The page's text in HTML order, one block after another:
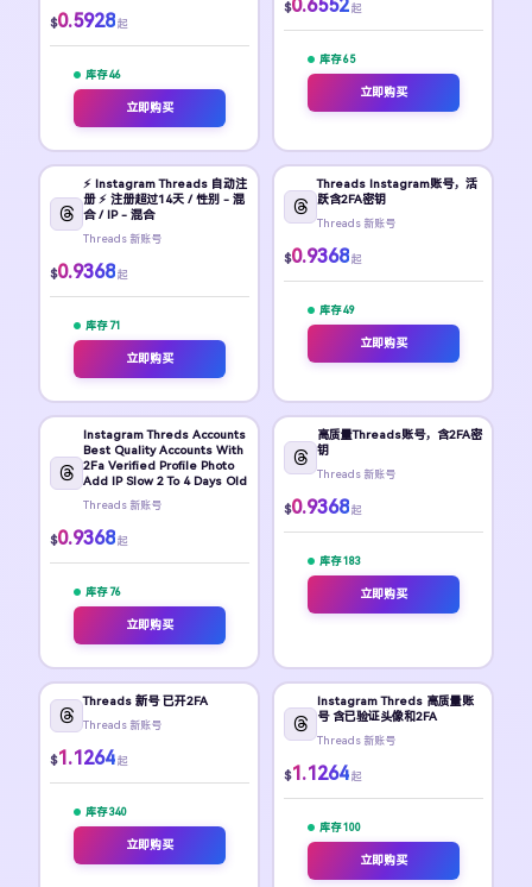
$0.5928 起
库存 46
立即购买
$0.6552 起
库存 65
立即购买
⚡️ Instagram Threads 自动注
册 ⚡️ 注册超过14天 / 性别 - 混
合 / IP - 混合
Threads 新账号
$0.9368 起
库存 71
立即购买
Threads Instagram账号，活
跃含2FA密钥
Threads 新账号
$0.9368 起
库存 49
立即购买
Instagram Threds Accounts
Best Quality Accounts With
2Fa Verified Profile Photo
Add IP Slow 2 To 4 Days Old
Threads 新账号
$0.9368 起
库存 76
立即购买
高质量Threads账号，含2FA密
钥
Threads 新账号
$0.9368 起
库存 183
立即购买
Threads 新号 已开2FA
Threads 新账号
$1.1264 起
库存 340
立即购买
Instagram Threds 高质量账
号 含已验证头像和2FA
Threads 新账号
$1.1264 起
库存 100
立即购买